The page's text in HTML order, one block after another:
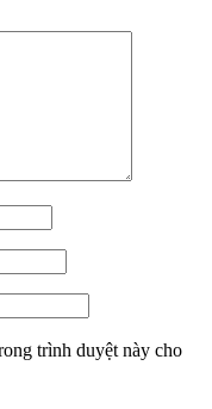
trình duyệt này cho